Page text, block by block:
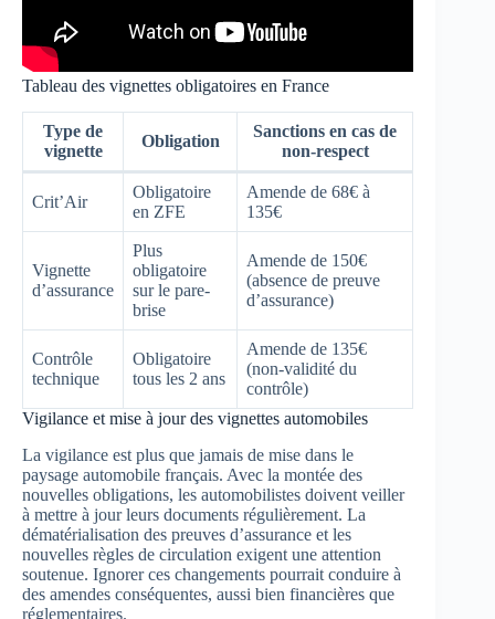
Tableau des vignettes obligatoires en France
Type de
vignette
Obligation
Sanctions en cas de
non-respect
Crit’Air
Obligatoire
en ZFE
Amende de 68€ à
135€
Vignette
d’assurance
Plus
obligatoire
sur le pare-
brise
Amende de 150€
(absence de preuve
d’assurance)
Contrôle
technique
Obligatoire
tous les 2 ans
Amende de 135€
(non-validité du
contrôle)
Vigilance et mise à jour des vignettes automobiles
La vigilance est plus que jamais de mise dans le
paysage automobile français. Avec la montée des
nouvelles obligations, les automobilistes doivent veiller
à mettre à jour leurs documents régulièrement. La
dématérialisation des preuves d’assurance et les
nouvelles règles de circulation exigent une attention
soutenue. Ignorer ces changements pourrait conduire à
des amendes conséquentes, aussi bien financières que
réglementaires.